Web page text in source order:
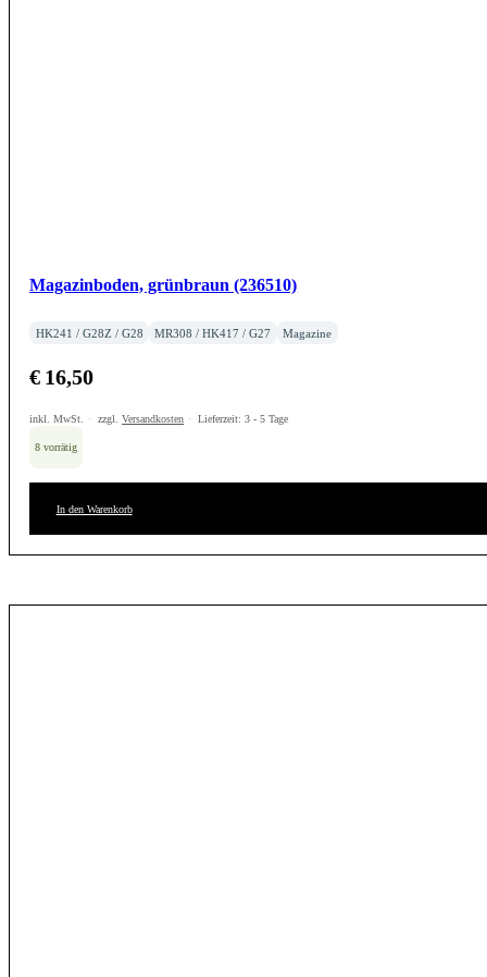
Magazinboden, grünbraun (236510)
HK241 / G28Z / G28 MR308 / HK417 / G27 Magazine
€ 16,50
inkl. MwSt. zzgl.Versandkosten Lieferzeit:3 - 5 Tage
8 vorrätig
In den Warenkorb